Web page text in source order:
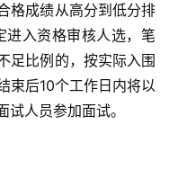
格成绩从高分到低分排
进入资格审核人选，笔
足比例的，按实际入围
束后10个工作日内将以
人员参加面试。